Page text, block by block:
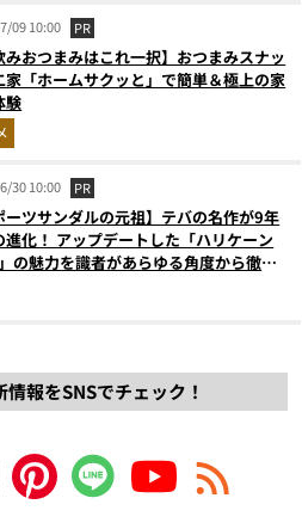
09 10:00 PR
みおつまみはこれ一択】おつまみスナッ
家「ホームサクッと」で簡単＆極上の家
験
30 10:00 PR
ーツサンダルの元祖】テバの名作が9年
進化！ アップデートした「ハリケーン
の魅力を識者があらゆる角度から徹底
報をSNSでチェック！